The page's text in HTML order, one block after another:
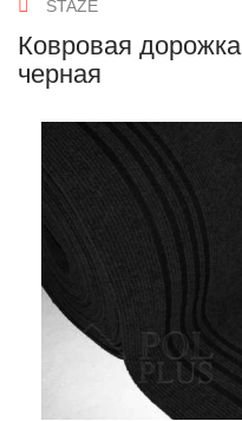
STAZE
Ковровая
черная